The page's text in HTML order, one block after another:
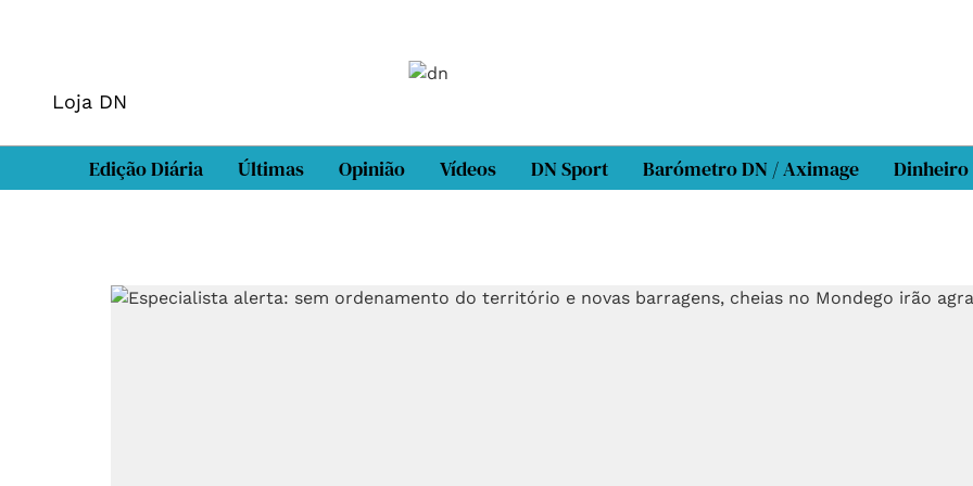
Loja DN
Edição Diária Últimas Opinião Vídeos DN Sport Barómetro DN / Aximage Dinheiro